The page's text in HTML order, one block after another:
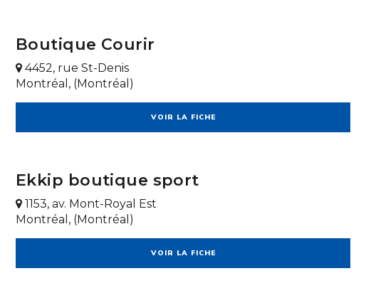
Boutique Courir
4452, rue St-Denis
Montréal, (Montréal)
VOIR LA FICHE
Ekkip boutique sport
1153, av. Mont-Royal Est
Montréal, (Montréal)
VOIR LA FICHE